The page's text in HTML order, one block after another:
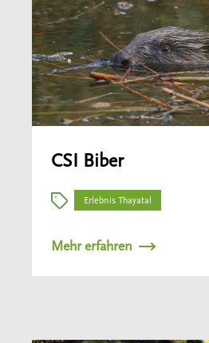
CSI Biber
Erlebnis Thayatal
Mehr erfahren